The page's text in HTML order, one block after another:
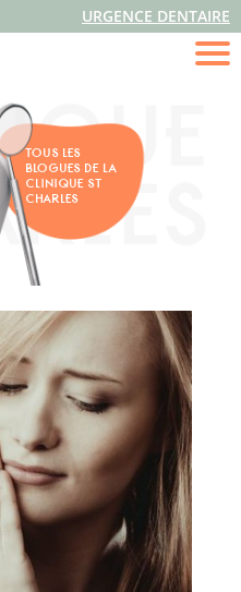
URGENCE DENTAIRE
TOUS LES
BLOGUES DE LA
CLINIQUE ST
CHARLES